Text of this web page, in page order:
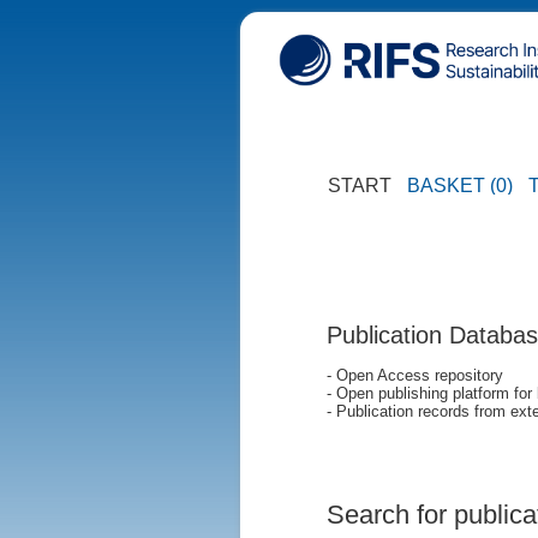
START BASKET (0)
Publication
- Open Access repository
- Open publishing platform
- Publication records from
Search for